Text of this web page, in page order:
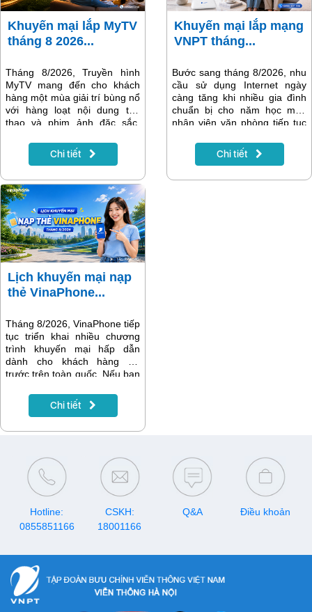
Khuyến mại lắp MyTV
tháng 8 2026...
Tháng 8/2026, Truyền hình
MyTV mang đến cho khách
hàng một mùa giải trí bùng nổ
với hàng loạt nội dung thể
thao và phim ảnh đặc sắc.
vô địch bóng đá Đông Nam Á
ASEAN Hyundai Cup 2026
được người hâm mộ bóng đá
Việt Nam mong chờ nhất
trong năm. Bên cạnh đó là
nhiều giải đấu quốc tế hấp
dẫn, gameshow đình đám và
các bộ phim phát song song
với nước ngoài, giúp MyTV
tiếp tục khẳng định vị thế là
nền tảng giải trí hàng đầu
dành cho mọi gia đình.
Chi tiết
Khuyến mại lắp mạng
VNPT tháng...
Bước sang tháng 8/2026, nhu
cầu sử dụng Internet ngày
càng tăng khi nhiều gia đình
chuẩn bị cho năm học mới,
nhân viên văn phòng tiếp tục
thiết bị thông minh trong gia
đình trở nên phổ biến hơn.
Chi tiết
Lịch khuyến mại nạp
thẻ VinaPhone...
Tháng 8/2026, VinaPhone tiếp
tục triển khai nhiều chương
trình khuyến mại hấp dẫn
dành cho khách hàng trả
trước trên toàn quốc. Nếu bạn
gia hạn gói cước, đăng ký
data, gọi thoại hay tích lũy tài
được nhiều ưu đãi nhất.
Chi tiết
Hotline:
0855851166
CSKH:
18001166
Q&A Điều khoản